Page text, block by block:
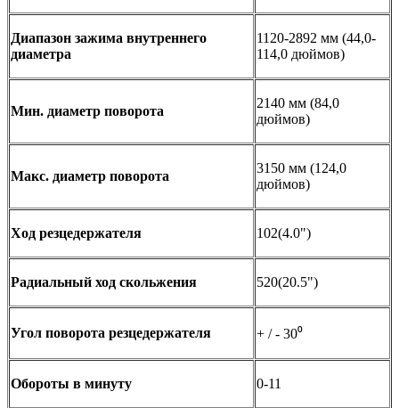
Диапазон зажима внутреннего
диаметра
1120-2892 мм (44,0-
114,0 дюймов)
Мин. диаметр поворота
2140 мм (84,0
дюймов)
Макс. диаметр поворота
3150 мм (124,0
дюймов)
Ход резцедержателя 102(4.0")
Радиальный ход скольжения 520(20.5")
Угол поворота резцедержателя + / - 30⁰
Обороты в минуту 0-11